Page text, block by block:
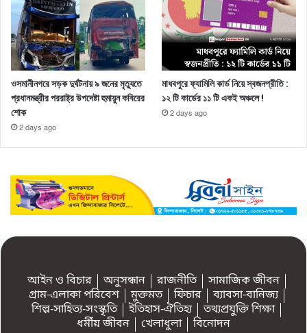
ওসমানীনগরে সড়ক দুর্ঘটনায় ৯ জনের মৃত্যুতে
প্রধানমন্ত্রীর পররাষ্ট্র উপদেষ্টা হুমায়ুন কবিরের
শোক
2 days ago
মাধবপুরে ফ্যামিলি কার্ড নিয়ে স্বজনপ্রীতি :
১২ টি কার্ডের ১১ টি একই অঞ্চলে !
2 days ago
আইন ও বিচার অনুসন্ধান রাজনীতি
সামাজিক জীবন
গ্রাম-এলাকা পরিবেশ
মুক্তমত ফিচার
ব্যাবসা-বানিজ্য
শিল্প-সাহিত্য-সংস্কৃতি
ইতিহাস-ঐতিহ্য
তথ্যপ্রযুক্তি শিক্ষা
ধর্মীয় জীবন
খেলাধুলা বিনোদন